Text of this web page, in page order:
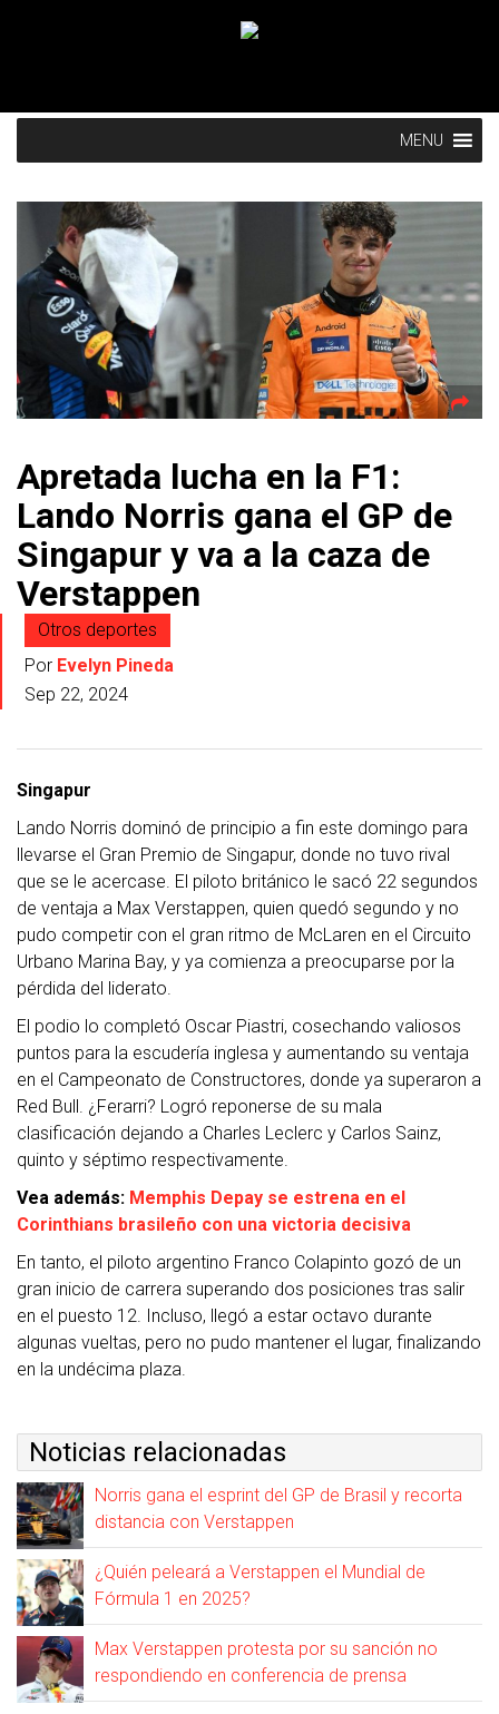
MENU
Apretada lucha en la F1:
Lando Norris gana el GP de
Singapur y va a la caza de
Verstappen
Otros deportes
Por Evelyn Pineda
Sep 22, 2024
Singapur
Lando Norris dominó de principio a fin este domingo para
llevarse el Gran Premio de Singapur, donde no tuvo rival
que se le acercase. El piloto británico le sacó 22 segundos
de ventaja a Max Verstappen, quien quedó segundo y no
pudo competir con el gran ritmo de McLaren en el Circuito
Urbano Marina Bay, y ya comienza a preocuparse por la
pérdida del liderato.
El podio lo completó Oscar Piastri, cosechando valiosos
puntos para la escudería inglesa y aumentando su ventaja
en el Campeonato de Constructores, donde ya superaron a
Red Bull. ¿Ferarri? Logró reponerse de su mala
clasificación dejando a Charles Leclerc y Carlos Sainz,
quinto y séptimo respectivamente.
Vea además: Memphis Depay se estrena en el
Corinthians brasileño con una victoria decisiva
En tanto, el piloto argentino Franco Colapinto gozó de un
gran inicio de carrera superando dos posiciones tras salir
en el puesto 12. Incluso, llegó a estar octavo durante
algunas vueltas, pero no pudo mantener el lugar, finalizando
en la undécima plaza.
Noticias relacionadas
Norris gana el esprint del GP de Brasil y recorta
distancia con Verstappen
¿Quién peleará a Verstappen el Mundial de
Fórmula 1 en 2025?
Max Verstappen protesta por su sanción no
respondiendo en conferencia de prensa